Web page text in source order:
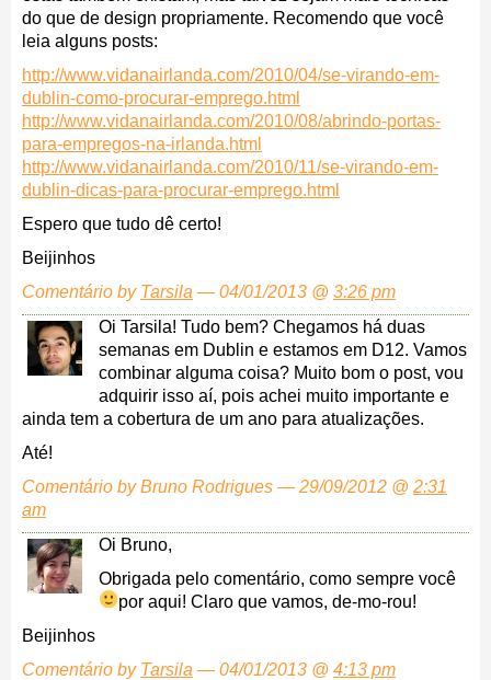
do que de design propriamente. Recomendo que você
leia alguns posts:
http://www.vidanairlanda.com/2010/04/se-virando-em-
dublin-como-procurar-emprego.html
http://www.vidanairlanda.com/2010/08/abrindo-portas-
para-empregos-na-irlanda.html
http://www.vidanairlanda.com/2010/11/se-virando-em-
dublin-dicas-para-procurar-emprego.html
Espero que tudo dê certo!
Beijinhos
Comentário by Tarsila — 04/01/2013 @ 3:26 pm
Oi Tarsila! Tudo bem? Chegamos há duas
semanas em Dublin e estamos em D12. Vamos
combinar alguma coisa? Muito bom o post, vou
adquirir isso aí, pois achei muito importante e
ainda tem a cobertura de um ano para atualizações.
Até!
Comentário by Bruno Rodrigues — 29/09/2012 @ 2:31
am
Oi Bruno,
Obrigada pelo comentário, como sempre você
por aqui! Claro que vamos, de-mo-rou!
Beijinhos
Comentário by Tarsila — 04/01/2013 @ 4:13 pm